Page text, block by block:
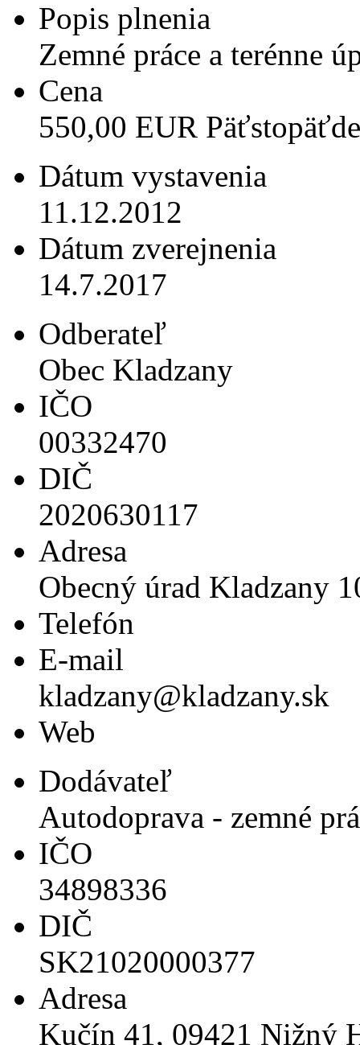
Popis plnenia
Zemné práce a terénne
Cena
550,00 EUR
Dátum vystavenia
11.12.2012
Dátum zverejnenia
14.7.2017
Odberateľ
Obec Kladzany
IČO
00332470
DIČ
2020630117
Adresa
Obecný úrad Kladzany
Telefón
E-mail
kladzany@kladzany.sk
Web
Dodávateľ
Autodoprava - zemné
IČO
34898336
DIČ
SK21020000377
Adresa
Kučín 41, 09421 Nižný